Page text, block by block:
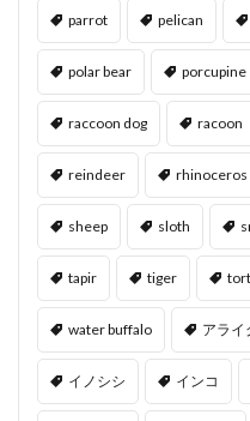
parrot pelican
polar bear porcupine
raccoon dog racoon
reindeer rhinoceros
sheep sloth
tapir tiger
water buffalo アライ
イノシシ インコ